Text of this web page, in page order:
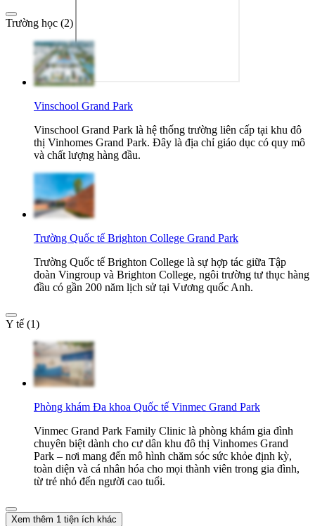
Trường học (2)
Vinschool Grand Park
Vinschool Grand Park là hệ thống trường liên cấp tại khu đô
thị Vinhomes Grand Park. Đây là địa chỉ giáo dục có quy mô
và chất lượng hàng đầu.
Trường Quốc tế Brighton College Grand Park
Trường Quốc tế Brighton College là sự hợp tác giữa Tập
đoàn Vingroup và Brighton College, ngôi trường tư thục hàng
đầu có gần 200 năm lịch sử tại Vương quốc Anh.
Y tế (1)
Phòng khám Đa khoa Quốc tế Vinmec Grand Park
Vinmec Grand Park Family Clinic là phòng khám gia đình
chuyên biệt dành cho cư dân khu đô thị Vinhomes Grand
Park – nơi mang đến mô hình chăm sóc sức khỏe định kỳ,
toàn diện và cá nhân hóa cho mọi thành viên trong gia đình,
từ trẻ nhỏ đến người cao tuổi.
Xem thêm 1 tiện ích khác